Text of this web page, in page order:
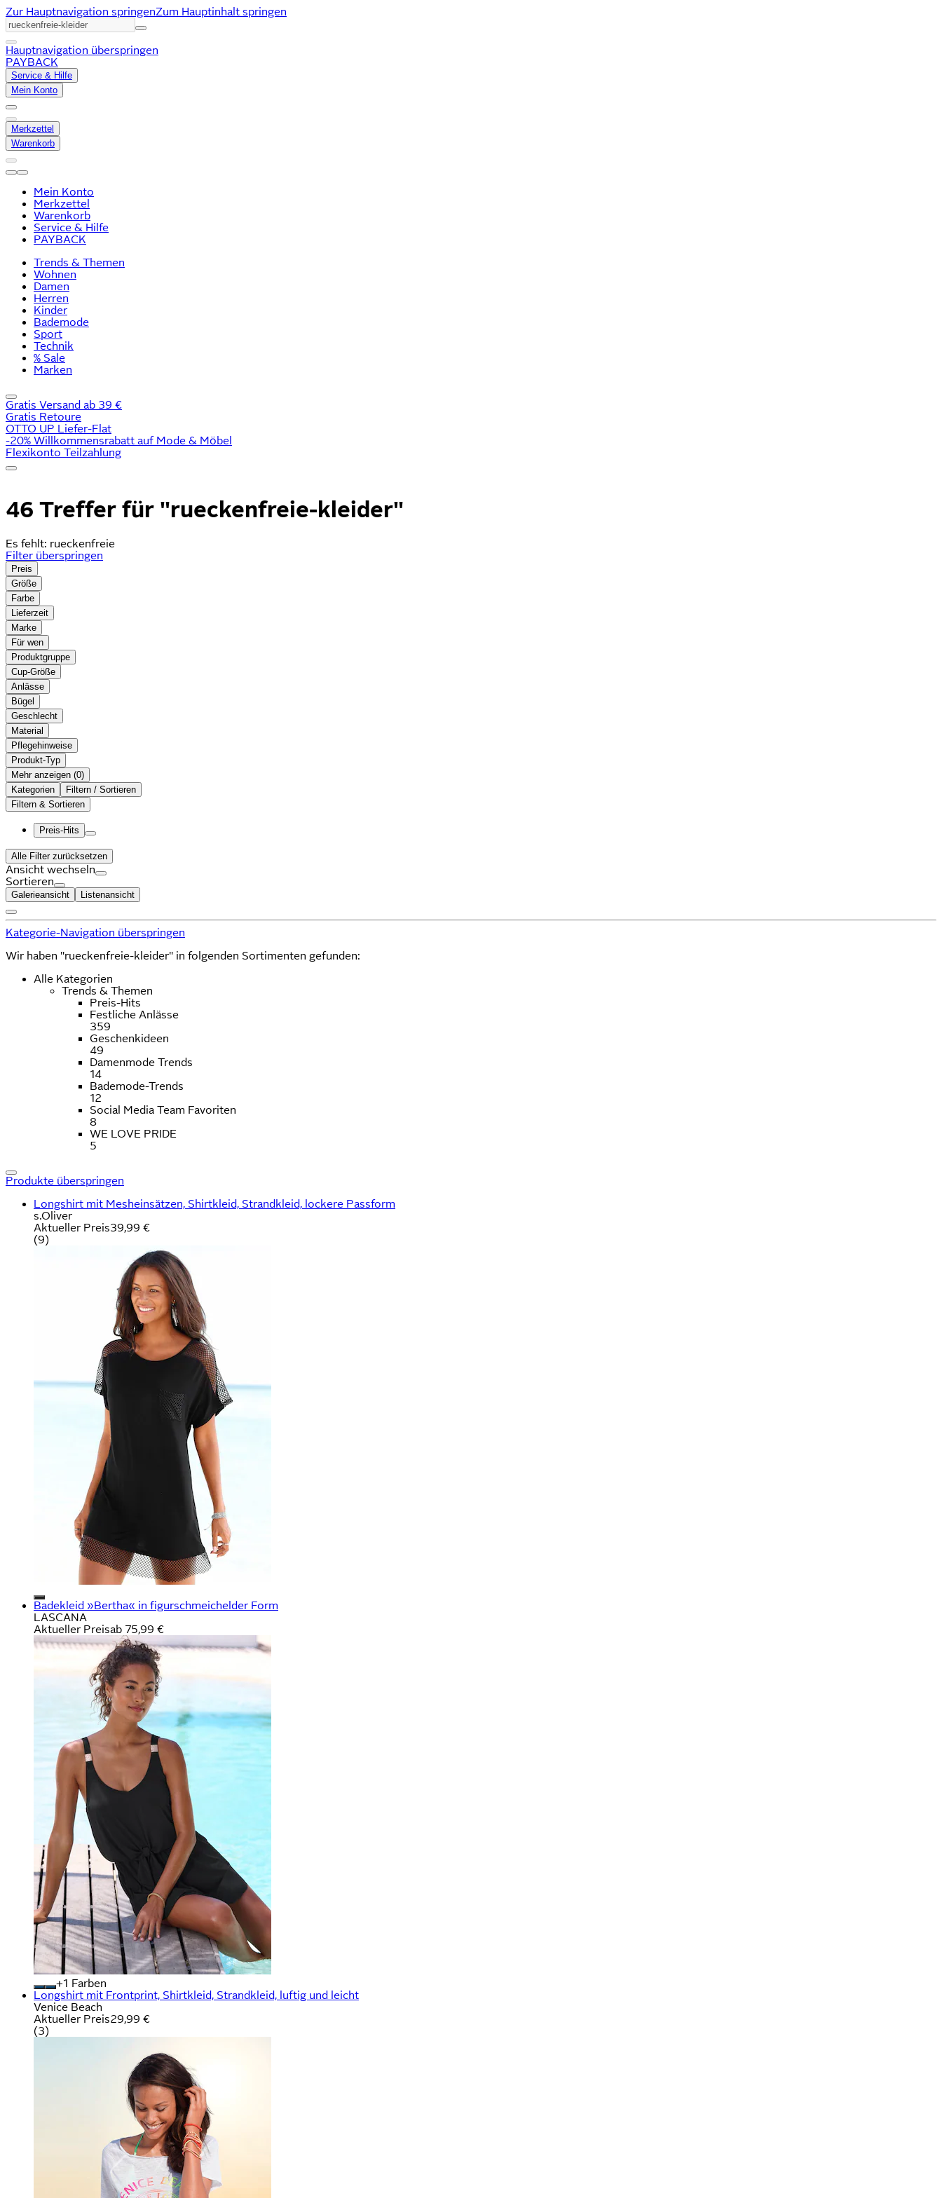
Zur Hauptnavigation springenZum Hauptinhalt springen
Hauptnavigation überspringen
PAYBACK
Service & Hilfe
Mein Konto
Merkzettel
Warenkorb
Mein Konto
Merkzettel
Warenkorb
Service & Hilfe
PAYBACK
Trends & Themen
Wohnen
Damen
Herren
Kinder
Bademode
Sport
Technik
% Sale
Marken
Gratis Versand ab 39 €
Gratis Retoure
OTTO UP Liefer-Flat
-20% Willkommensrabatt auf Mode & Möbel
Flexikonto Teilzahlung
46 Treffer für "rueckenfreie-kleider"
Es fehlt: rueckenfreie
Filter überspringen
Preis
Größe
Farbe
Lieferzeit
Marke
Für wen
Produktgruppe
Cup-Größe
Anlässe
Bügel
Geschlecht
Material
Pflegehinweise
Produkt-Typ
Mehr anzeigen ( )
Kategorien
Filtern / Sortieren
Filtern & Sortieren
Preis-Hits
Alle Filter zurücksetzen
Ansicht wechseln
Sortieren
Galerieansicht Listenansicht
Kategorie-Navigation überspringen
Wir haben "rueckenfreie-kleider" in folgenden Sortimenten gefunden:
Alle Kategorien
Trends & Themen
Preis-Hits
Festliche Anlässe
359
Geschenkideen
49
Damenmode Trends
14
Bademode-Trends
12
Social Media Team Favoriten
8
WE LOVE PRIDE
5
Produkte überspringen
Longshirt mit Mesheinsätzen, Shirtkleid, Strandkleid, lockere Passform
s.Oliver
Aktueller Preis39,99 €
(9)
Badekleid »Bertha« in figurschmeichelder Form
LASCANA
Aktueller Preisab 75,99 €
+
Farben
Longshirt mit Frontprint, Shirtkleid, Strandkleid, luftig und leicht
Venice Beach
Aktueller Preis29,99 €
(3)